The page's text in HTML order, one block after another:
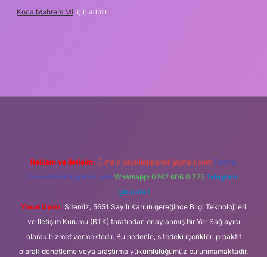
Koca Mahrem Mi için admin
Reklam ve İletişim: E-mail: backlinkpaneli@gmail.com Teams:
forumhizmeti@gmail.com Whatsapp: 0262 606 0 726 Telegram:
@karabul
Yasal Uyarı: Sitemiz, 5651 Sayılı Kanun gereğince Bilgi Teknolojileri
ve İletişim Kurumu (BTK) tarafından onaylanmış bir Yer Sağlayıcı
olarak hizmet vermektedir. Bu nedenle, sitedeki içerikleri proaktif
olarak denetleme veya araştırma yükümlülüğümüz bulunmamaktadır.